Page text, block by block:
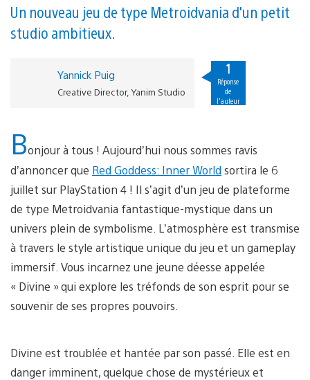
Goddess:
Inner
semaine
prochaine
Un nouveau jeu de type Metroidvania d'un petit
studio ambitieux.
Yannick Puig
Creative Director, Yanim Studio
1
Réponse
de
l'auteur
Bonjour à tous ! Aujourd’hui nous sommes ravis
d’annoncer que Red Goddess: InnerWorld sortira le 6
juillet sur PlayStation 4 ! Il s’agit d’un jeu de plateforme
de type Metroidvania fantastique-mystique dans un
univers plein de symbolisme. L’atmosphère est transmise
à travers le style artistique unique du jeu et un gameplay
immersif. Vous incarnez une jeune déesse appelée
« Divine » qui explore les tréfonds de son esprit pour se
souvenir de ses propres pouvoirs.
Divine est troublée et hantée par son passé. Elle est en
danger imminent, quelque chose de mystérieux et